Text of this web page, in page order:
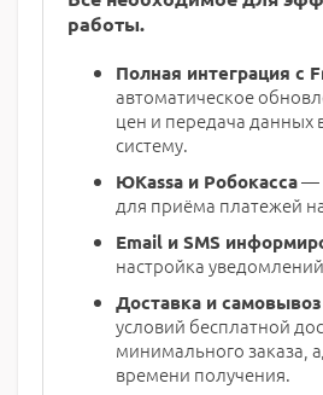
работы.
Полная интеграция с
автоматическое
цен и передача данных
систему.
ЮKassa и Робокасса—
для приёма платежей
Email и SMS
настройка уведомлений
Доставка и самовывоз
условий бесплатной
минимального заказа,
времени получения.